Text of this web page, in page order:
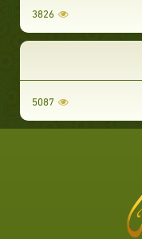
3826
5087